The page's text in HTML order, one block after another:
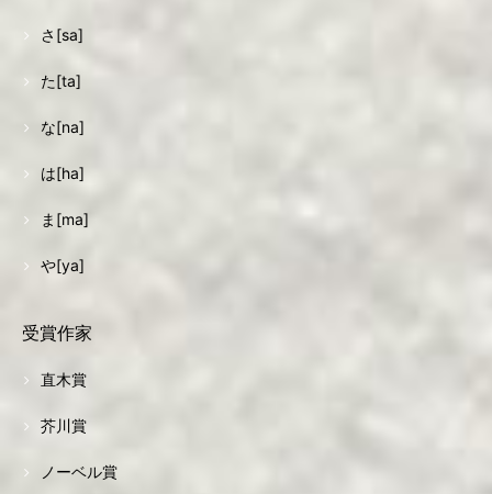
さ[sa]
た[ta]
な[na]
は[ha]
ま[ma]
や[ya]
受賞作家
直木賞
芥川賞
ノーベル賞